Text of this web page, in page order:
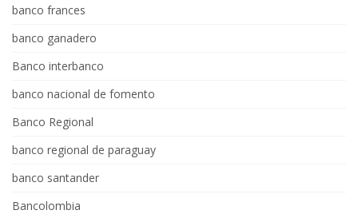
banco frances
banco ganadero
Banco interbanco
banco nacional de fomento
Banco Regional
banco regional de paraguay
banco santander
Bancolombia